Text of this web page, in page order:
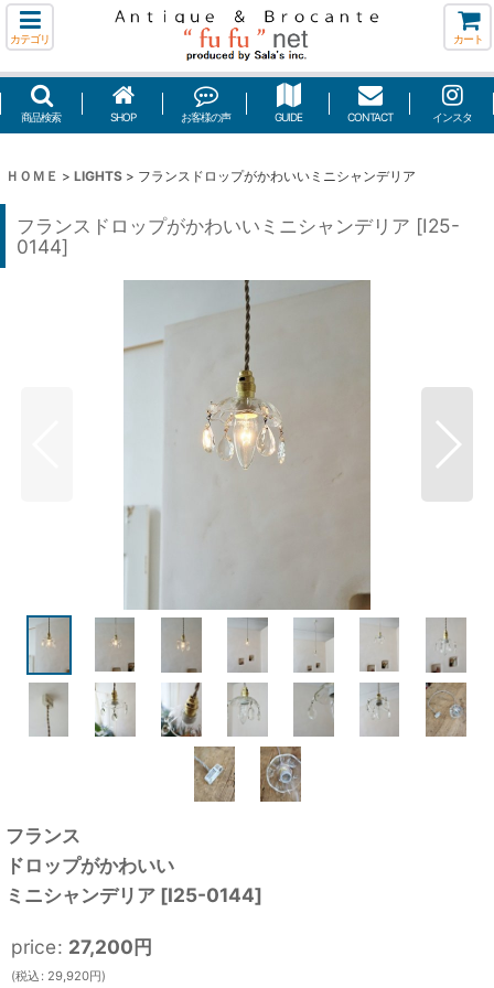
カテゴリ カート
商品検索 SHOP お客様の声 GUIDE CONTACT インスタ
ＨＯＭＥ > LIGHTS > フランスドロップがかわいいミニシャンデリア
フランスドロップがかわいいミニシャンデリア [I25-
0144]
フランス
ドロップがかわいい
ミニシャンデリア [I25-0144]
price: 27,200円
(税込 : 29,920円)